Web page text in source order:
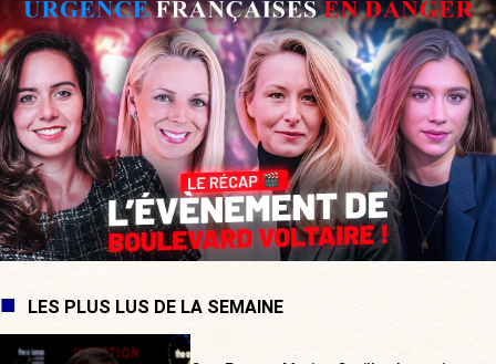
LES PLUS LUS DE LA SEMAINE